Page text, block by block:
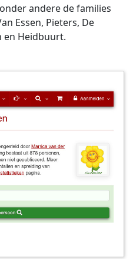
andere de families
Essen, Pieters, De
en Heidbuurt.